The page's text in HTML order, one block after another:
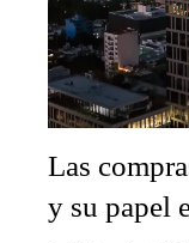
Las
y su papel